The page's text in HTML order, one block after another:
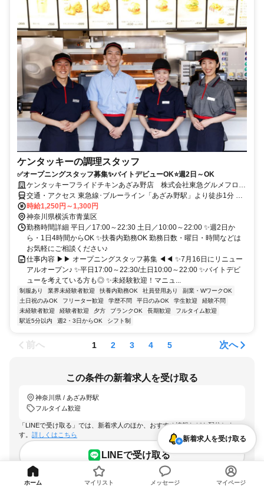
ケンタッキーの調理スタッフ
✅オープニングスタッフ募集✨バイトデビューOK⭐週2日～OK
ケンタッキーフライドチキンあざみ野店 株式会社東急グルメフロン
ト
交通・アクセス 東急線･ブルーライン「あざみ野駅」より徒歩1分 ⭐
交通費支給
時給1,250円～1,300円
神奈川県横浜市青葉区
勤務時間詳細 平日／17:00～22:30 土日／10:00～22:00 ✨週2日か
ら・1日4時間からOK ✨扶養内勤務OK 勤務日数・曜日・時間などは
お気軽にご相談ください♪
仕事内容 ▶▶ オープニングスタッフ募集 ◀◀ ✨7月16日にリニュー
アルオープン♪ ✨平日17:00～22:30/土日10:00～22:00 ✨バイトデビ
ューを考えている方も◎ ✨未経験歓迎！マニュ...
制服あり 業界未経験者歓迎 扶養内勤務OK 社員登用あり
副業・WワークOK
土日祝のみOK
フリーター歓迎 学歴不問 平日のみOK 学生歓迎
経験不問
未経験者歓迎
経験者歓迎 夕方 ブランクOK 長期歓迎
フルタイム歓迎
駅近5分以内
週2・3日からOK シフト制
前へ 1 2 3 4 5 次へ
この条件の新着求人を受け取る
神奈川県 / あざみ野駅
フルタイム歓迎
「LINEで受け取る」では、新着求人のほか、おすすめ情報なども配信しま
す。 詳しくはこちら
LINEで受け取る
メールで受け取る
新着求人を受け取る
ホーム マイリスト メッセージ マイページ